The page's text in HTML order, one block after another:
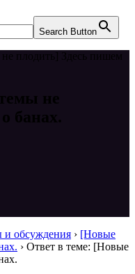
Search Button
плодить] Здесь пишем
не
банах.
обсуждения › [Новые
› Ответ в теме: [Новые